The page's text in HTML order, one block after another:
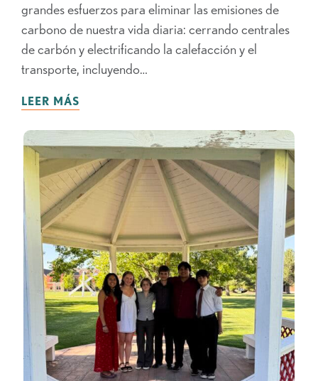
grandes esfuerzos para eliminar las emisiones de
carbono de nuestra vida diaria: cerrando centrales
de carbón y electrificando la calefacción y el
transporte, incluyendo…
LEER MÁS